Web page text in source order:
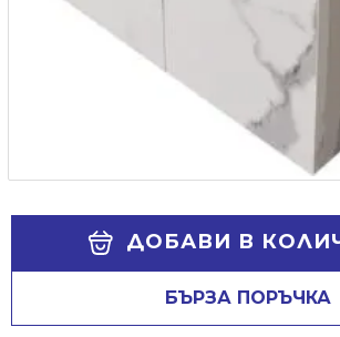
ДОБАВИ В
БЪРЗА ПОРЪЧКА